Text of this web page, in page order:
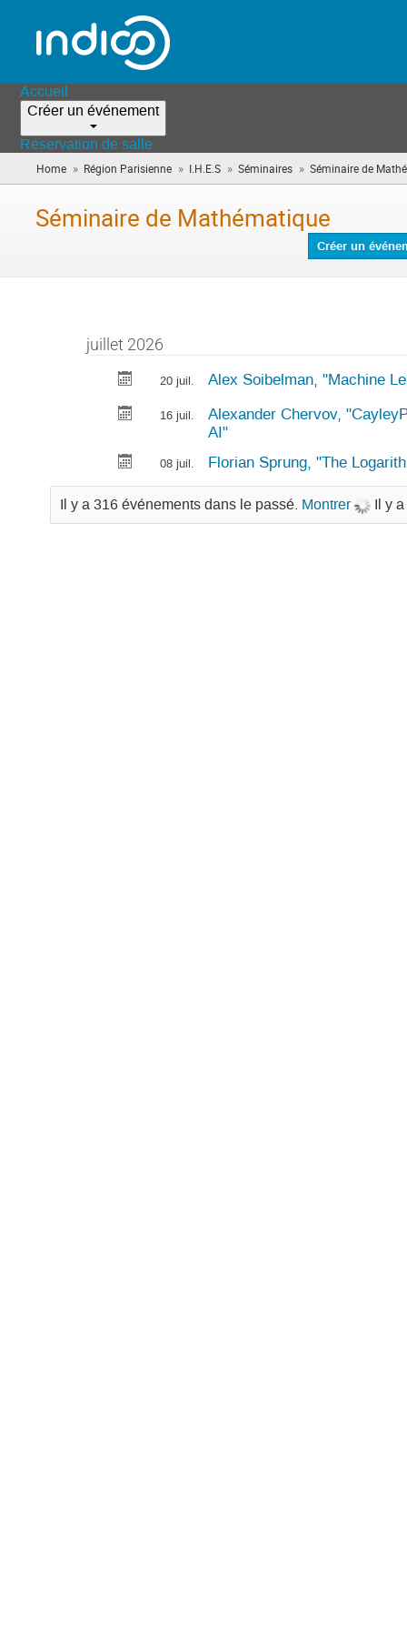
Accueil
Créer un événement
Réservation de salle
Home » Région Parisienne » I.H.E.S » Séminaires » Séminaire de
Séminaire de Mathématique
Créer un
juillet 2026
20 juil. Alex Soibelman, "Machine
16 juil.
Alexander Chervov,
AI"
08 juil. Florian Sprung, "The
Il y a 316 événements dans le passé. Montrer Il y